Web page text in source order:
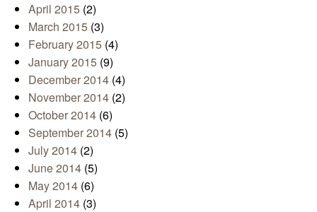
April 2015 (2)
March 2015 (3)
February 2015 (4)
January 2015 (9)
December 2014 (4)
November 2014 (2)
October 2014 (6)
September 2014 (5)
July 2014 (2)
June 2014 (5)
May 2014 (6)
April 2014 (3)